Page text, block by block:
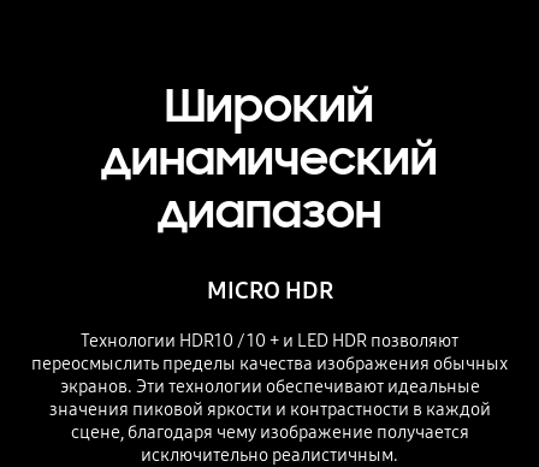
Широкий
динамический
диапазон
MICRO HDR
Технологии HDR10 / 10 + и LED HDR позволяют
переосмыслить пределы качества изображения обычных
экранов. Эти технологии обеспечивают идеальные
значения пиковой яркости и контрастности в каждой
сцене, благодаря чему изображение получается
исключительно реалистичным.